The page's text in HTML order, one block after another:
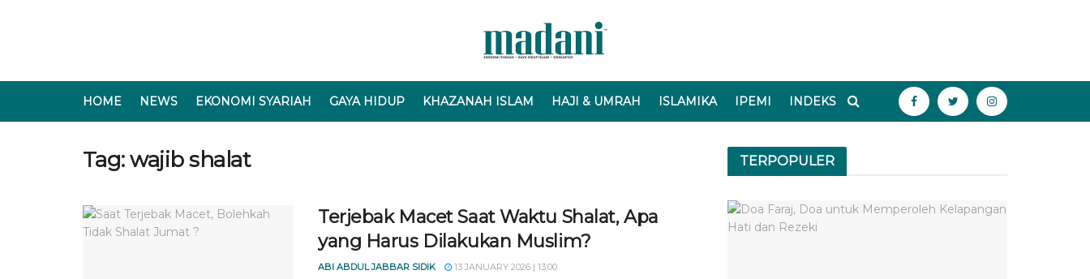
HOME NEWS EKONOMI SYARIAH GAYA HIDUP KHAZANAH ISLAM HAJI & UMRAH ISLAMIKA IPEMI INDEKS
Tag:wajib shalat
Terjebak Macet Saat Waktu Shalat, Apa
yang Harus Dilakukan Muslim?
ABI ABDUL JABBAR SIDIK 13 JANUARY 2026 | 13:00
TERPOPULER